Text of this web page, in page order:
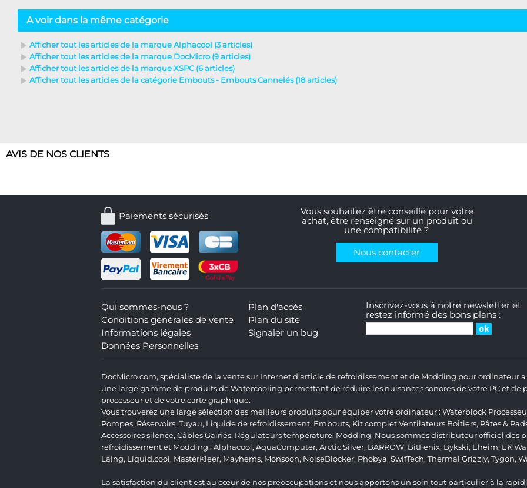
A voir dans la même catégorie
Afficher tout les articles de la marque Alphacool (3 articles)
Afficher tout les articles de la marque DocMicro (9 articles)
Afficher tout les articles de la marque XSPC (6 articles)
Afficher tout les articles de la catégorie Embouts - Embouts Cannelés (18 articles)
AVIS DE NOS CLIENTS
Paiements sécurisés
Vous souhaitez être conseillé pour votre
achat, être renseigné sur un produit ou
une compatibilité ?
Nous contacter
Qui sommes-nous ?
Conditions générales de vente
Informations légales
Données Personnelles
Plan d'accès
Plan du site
Signaler un bug
Inscrivez-vous à notre newsletter et
restez informé des bons plans :
DocMicro.com, spécialiste de la vente sur Internet d’article de refroidissement et de Modding pour ordinateur
une large gamme de produits de Watercooling permettant de réduire les nuisances sonores de votre PC et de
processeur et de votre carte graphique.
Vous trouverez une large sélection des meilleurs produits pour équiper votre ordinateur : Waterblock
Pompes, Réservoirs, Tuyau, Liquide de refroidissement, Embouts, Kit complet Ventilateurs Boîtiers, Pâtes &
Accessoires silence, Câbles Gainés, Régulateurs température, Modding. Nous sommes distributeur officiel des
refroidissement et Modding : Alphacool, AquaComputer, Arctic Silver, BARROW, BitFenix, Bykski, Eheim, EK
Laing, Liquid.cool, MasterKleer, Mayhems, Monsoon, NoiseBlocker, Phobya, SwifTech, Thermal Grizzly, Tygon,
La satisfaction du client est au cœur de nos préoccupations et nous apportons un soin tout particulier à la